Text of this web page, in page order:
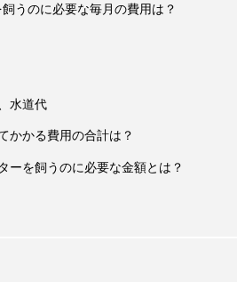
うのに必要な毎月の費用は？
水道代
かかる費用の合計は？
ーを飼うのに必要な金額とは？